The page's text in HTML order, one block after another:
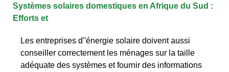
Systèmes solaires domestiques en Afrique du Sud :
Efforts et
Les entreprises d''énergie solaire doivent aussi
conseiller correctement les ménages sur la taille
adéquate des systèmes et fournir des informations